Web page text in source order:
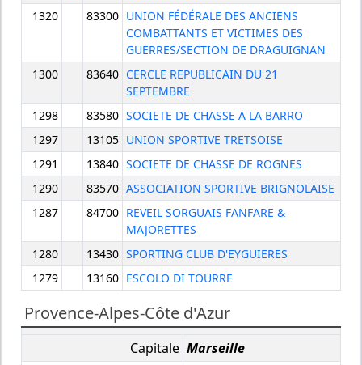
1320
83300 UNION FÉDÉRALE DES ANCIENS
COMBATTANTS ET VICTIMES DES
GUERRES/SECTION DE DRAGUIGNAN
1300
83640 CERCLE REPUBLICAIN DU 21
SEPTEMBRE
1298
83580 SOCIETE DE CHASSE A LA BARRO
1297
13105 UNION SPORTIVE TRETSOISE
1291
13840 SOCIETE DE CHASSE DE ROGNES
1290
83570 ASSOCIATION SPORTIVE BRIGNOLAISE
1287
84700 REVEIL SORGUAIS FANFARE &
MAJORETTES
1280
13430 SPORTING CLUB D'EYGUIERES
1279
13160 ESCOLO DI TOURRE
Provence-Alpes-Côte d'Azur
Capitale Marseille